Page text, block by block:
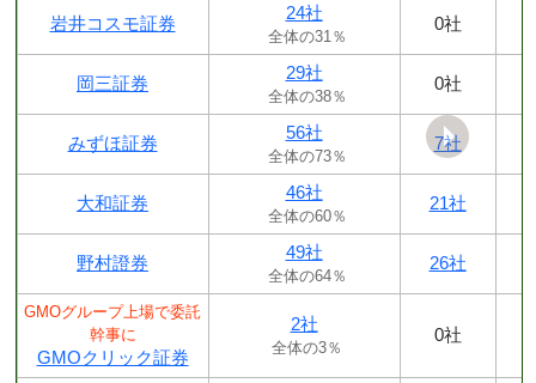
岩井コスモ証券
24社
全体の31％
0社
岡三証券
29社
全体の38％
0社
みずほ証券
56社
全体の73％
7社
大和証券
46社
全体の60％
21社
野村證券
49社
全体の64％
26社
GMOグループ上場で委託
幹事に
GMOクリック証券
2社
全体の3％
0社